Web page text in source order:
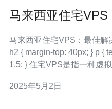
马来西亚住宅
马来西亚住宅VPS：最佳解决方案 h1 { text-
h2 { margin-top: 40px; } p { text-indent: 2em; line-height:
1.5; } 住宅VPS是指一种虚拟专用服务器（Virtual Private
2025年5月2日